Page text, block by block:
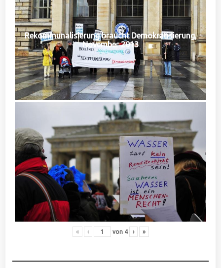
Rekommunalisierung braucht Demokratisierung,
November 2013
« ‹ von 4 › »